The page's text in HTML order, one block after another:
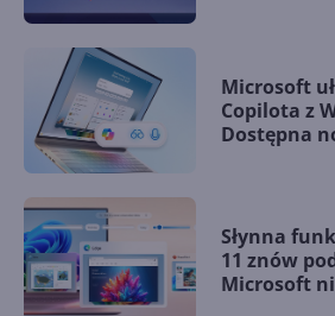
Microsoft
Copilota z
Dostępna
Słynna
11 znów
Microsoft